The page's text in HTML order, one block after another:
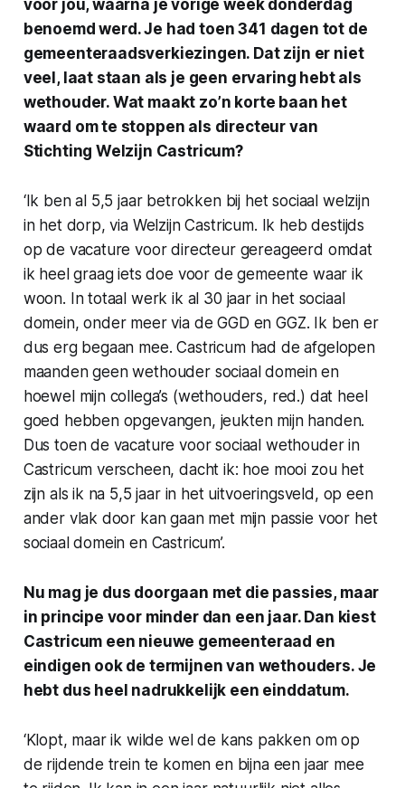
voor jou, waarna je vorige week donderdag
benoemd werd. Je had toen 341 dagen tot de
gemeenteraadsverkiezingen. Dat zijn er niet
veel, laat staan als je geen ervaring hebt als
wethouder. Wat maakt zo’n korte baan het
waard om te stoppen als directeur van
Stichting Welzijn Castricum?
‘Ik ben al 5,5 jaar betrokken bij het sociaal welzijn
in het dorp, via Welzijn Castricum. Ik heb destijds
op de vacature voor directeur gereageerd omdat
ik heel graag iets doe voor de gemeente waar ik
woon. In totaal werk ik al 30 jaar in het sociaal
domein, onder meer via de GGD en GGZ. Ik ben er
dus erg begaan mee. Castricum had de afgelopen
maanden geen wethouder sociaal domein en
hoewel mijn collega’s (wethouders, red.) dat heel
goed hebben opgevangen, jeukten mijn handen.
Dus toen de vacature voor sociaal wethouder in
Castricum verscheen, dacht ik: hoe mooi zou het
zijn als ik na 5,5 jaar in het uitvoeringsveld, op een
ander vlak door kan gaan met mijn passie voor het
sociaal domein en Castricum’.
Nu mag je dus doorgaan met die passies, maar
in principe voor minder dan een jaar. Dan kiest
Castricum een nieuwe gemeenteraad en
eindigen ook de termijnen van wethouders. Je
hebt dus heel nadrukkelijk een einddatum.
‘Klopt, maar ik wilde wel de kans pakken om op
de rijdende trein te komen en bijna een jaar mee